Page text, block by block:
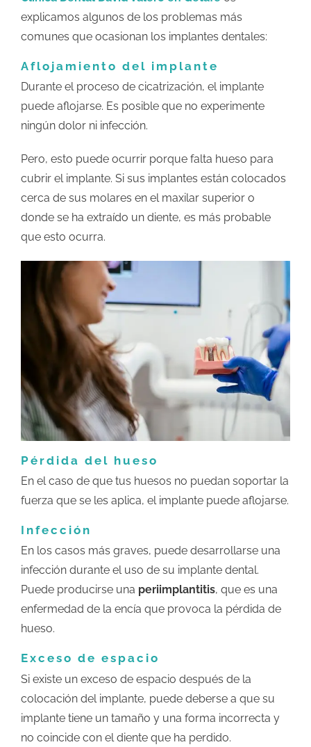
explicamos algunos de los problemas más
comunes que ocasionan los implantes dentales:
Aflojamiento del implante
Durante el proceso de cicatrización, el implante
puede aflojarse. Es posible que no experimente
ningún dolor ni infección.
Pero, esto puede ocurrir porque falta hueso para
cubrir el implante. Si sus implantes están colocados
cerca de sus molares en el maxilar superior o
donde se ha extraído un diente, es más probable
que esto ocurra.
Pérdida del hueso
En el caso de que tus huesos no puedan soportar la
fuerza que se les aplica, el implante puede aflojarse.
Infección
En los casos más graves, puede desarrollarse una
infección durante el uso de su implante dental.
Puede producirse una periimplantitis, que es una
enfermedad de la encía que provoca la pérdida de
hueso.
Exceso de espacio
Si existe un exceso de espacio después de la
colocación del implante, puede deberse a que su
implante tiene un tamaño y una forma incorrecta y
no coincide con el diente que ha perdido.